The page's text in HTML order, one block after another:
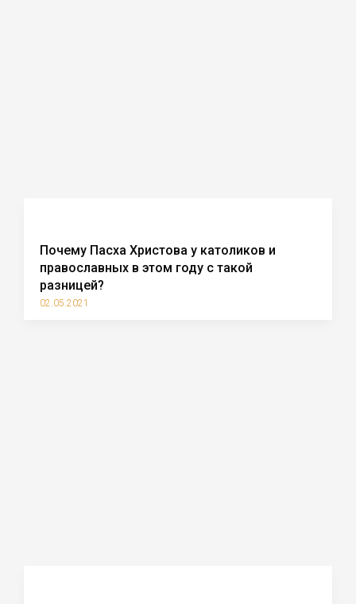
Почему Пасха Христова у католиков и
православных в этом году с такой
разницей?
02.05.2021